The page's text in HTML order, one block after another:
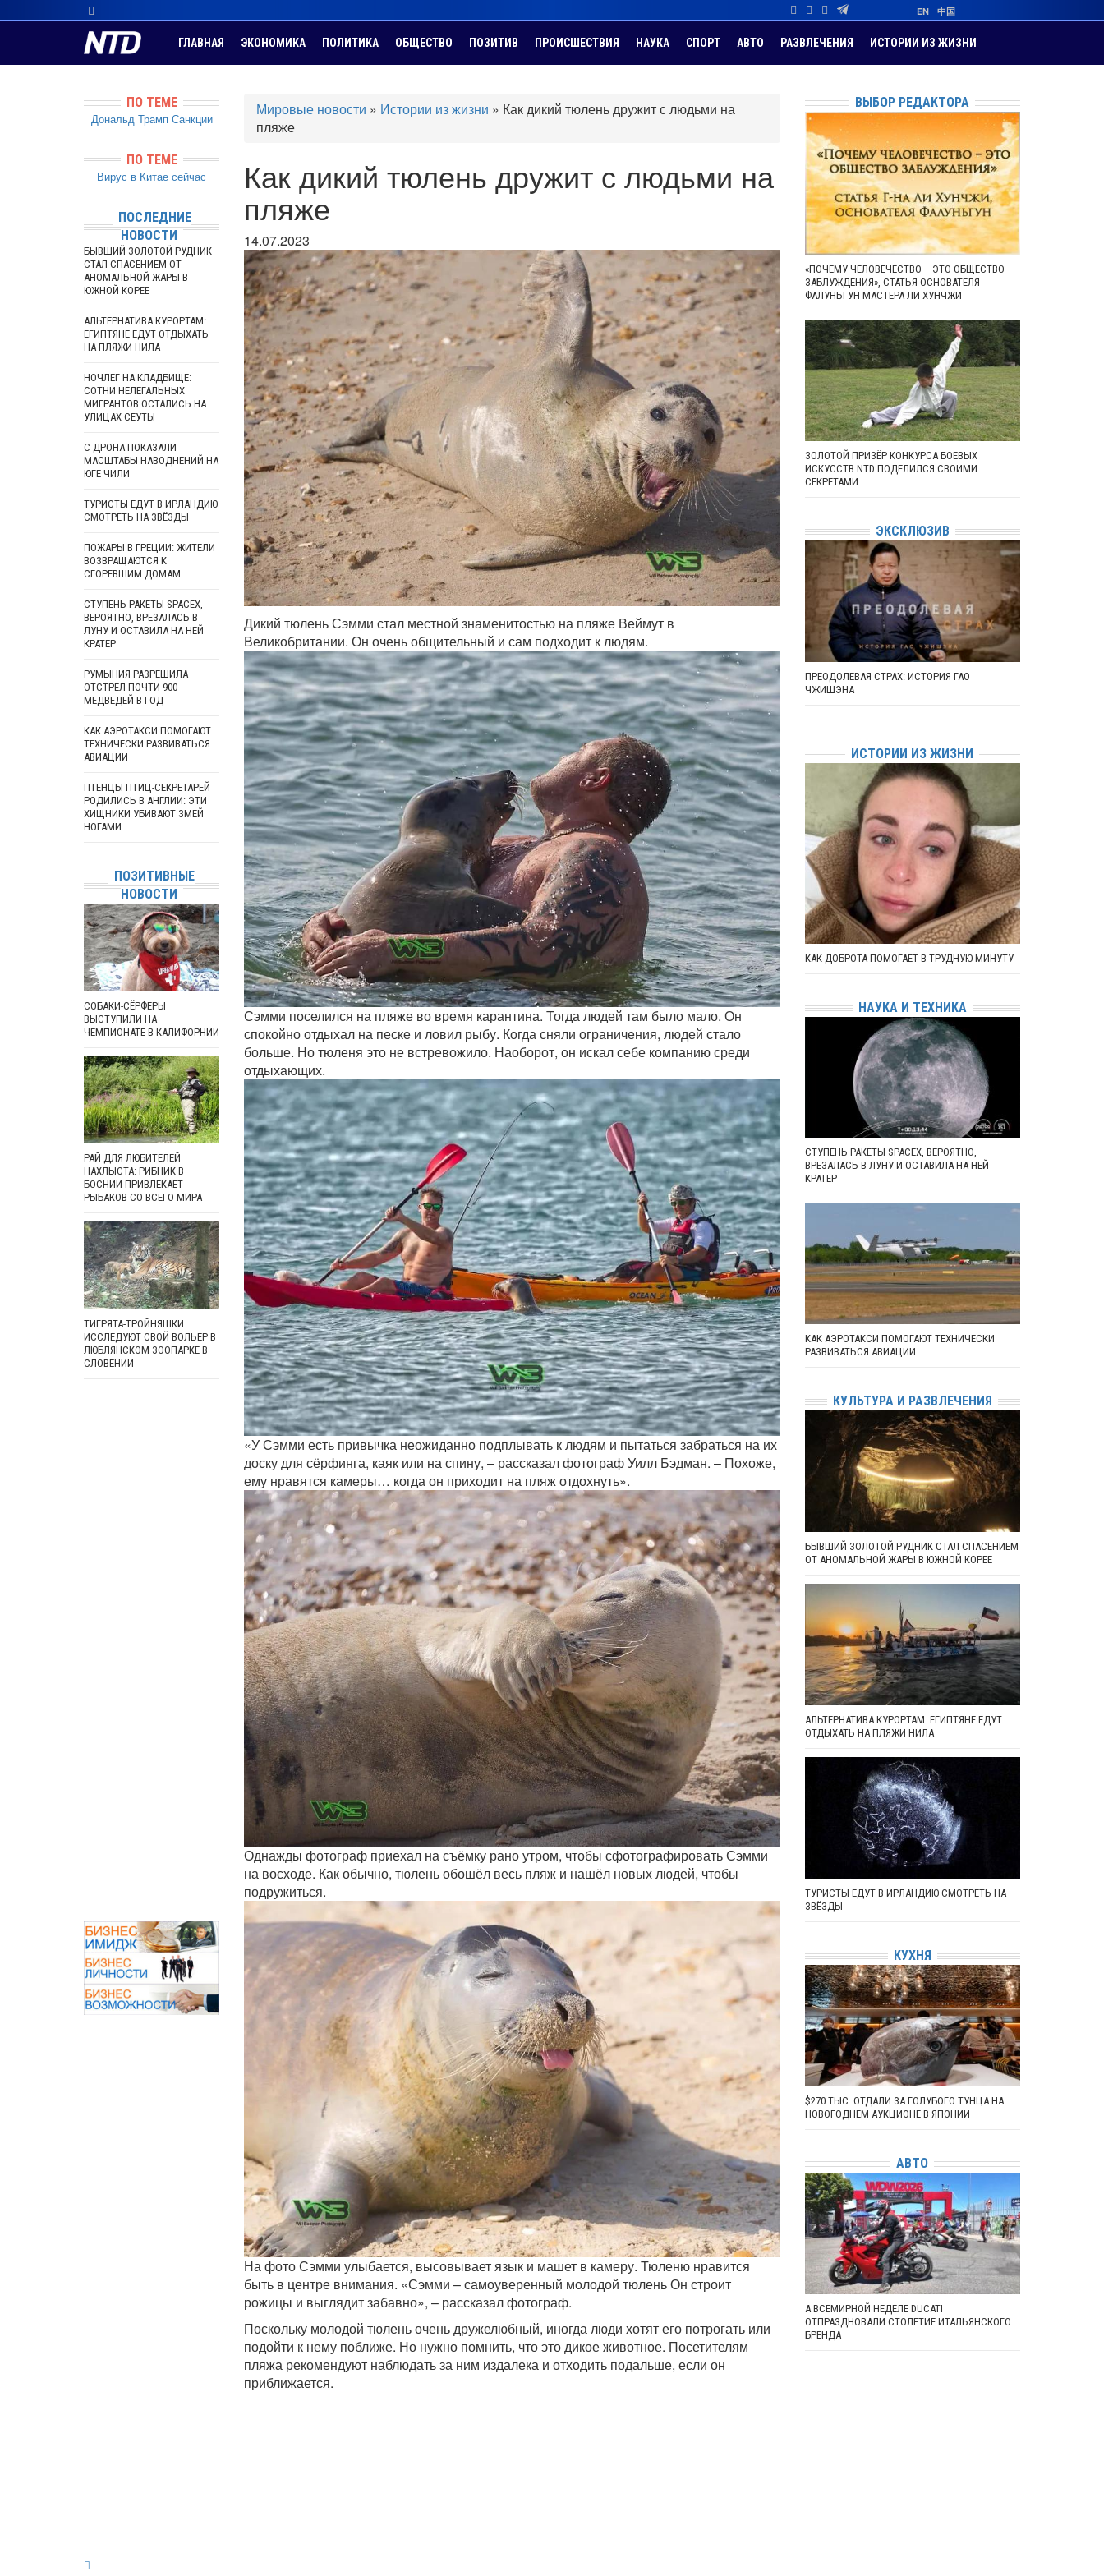
EN 中国
ГЛАВНАЯ ЭКОНОМИКА ПОЛИТИКА ОБЩЕСТВО ПОЗИТИВ ПРОИСШЕСТВИЯ НАУКА СПОРТ АВТО РАЗВЛЕЧЕНИЯ ИСТОРИИ ИЗ ЖИЗНИ
Мировые новости » Истории из жизни » Как дикий тюлень дружит с людьми на
пляже
Как дикий тюлень дружит с людьми на
пляже
14.07.2023
Дикий тюлень Сэмми стал местной знаменитостью на пляже Веймут в
Великобритании. Он очень общительный и сам подходит к людям.
Сэмми поселился на пляже во время карантина. Тогда людей там было мало. Он
спокойно отдыхал на песке и ловил рыбу. Когда сняли ограничения, людей стало
больше. Но тюленя это не встревожило. Наоборот, он искал себе компанию среди
отдыхающих.
«У Сэмми есть привычка неожиданно подплывать к людям и пытаться забраться на их
доску для сёрфинга, каяк или на спину, – рассказал фотограф Уилл Бэдман. – Похоже,
ему нравятся камеры… когда он приходит на пляж отдохнуть».
Однажды фотограф приехал на съёмку рано утром, чтобы сфотографировать Сэмми
на восходе. Как обычно, тюлень обошёл весь пляж и нашёл новых людей, чтобы
подружиться.
На фото Сэмми улыбается, высовывает язык и машет в камеру. Тюленю нравится
быть в центре внимания. «Сэмми – самоуверенный молодой тюлень Он строит
рожицы и выглядит забавно», – рассказал фотограф.
Поскольку молодой тюлень очень дружелюбный, иногда люди хотят его потрогать или
подойти к нему поближе. Но нужно помнить, что это дикое животное. Посетителям
пляжа рекомендуют наблюдать за ним издалека и отходить подальше, если он
приближается.
ПО ТЕМЕ
Дональд Трамп Санкции
ПО ТЕМЕ
Вирус в Китае сейчас
ПОСЛЕДНИЕ
НОВОСТИ
БЫВШИЙ ЗОЛОТОЙ РУДНИК
СТАЛ СПАСЕНИЕМ ОТ
АНОМАЛЬНОЙ ЖАРЫ В
ЮЖНОЙ КОРЕЕ
АЛЬТЕРНАТИВА КУРОРТАМ:
ЕГИПТЯНЕ ЕДУТ ОТДЫХАТЬ
НА ПЛЯЖИ НИЛА
НОЧЛЕГ НА КЛАДБИЩЕ:
СОТНИ НЕЛЕГАЛЬНЫХ
МИГРАНТОВ ОСТАЛИСЬ НА
УЛИЦАХ СЕУТЫ
С ДРОНА ПОКАЗАЛИ
МАСШТАБЫ НАВОДНЕНИЙ НА
ЮГЕ ЧИЛИ
ТУРИСТЫ ЕДУТ В ИРЛАНДИЮ
СМОТРЕТЬ НА ЗВЁЗДЫ
ПОЖАРЫ В ГРЕЦИИ: ЖИТЕЛИ
ВОЗВРАЩАЮТСЯ К
СГОРЕВШИМ ДОМАМ
СТУПЕНЬ РАКЕТЫ SPACEX,
ВЕРОЯТНО, ВРЕЗАЛАСЬ В
ЛУНУ И ОСТАВИЛА НА НЕЙ
КРАТЕР
РУМЫНИЯ РАЗРЕШИЛА
ОТСТРЕЛ ПОЧТИ 900
МЕДВЕДЕЙ В ГОД
КАК АЭРОТАКСИ ПОМОГАЮТ
ТЕХНИЧЕСКИ РАЗВИВАТЬСЯ
АВИАЦИИ
ПТЕНЦЫ ПТИЦ-СЕКРЕТАРЕЙ
РОДИЛИСЬ В АНГЛИИ: ЭТИ
ХИЩНИКИ УБИВАЮТ ЗМЕЙ
НОГАМИ
ПОЗИТИВНЫЕ
НОВОСТИ
СОБАКИ-СЁРФЕРЫ
ВЫСТУПИЛИ НА
ЧЕМПИОНАТЕ В КАЛИФОРНИИ
РАЙ ДЛЯ ЛЮБИТЕЛЕЙ
НАХЛЫСТА: РИБНИК В
БОСНИИ ПРИВЛЕКАЕТ
РЫБАКОВ СО ВСЕГО МИРА
ТИГРЯТА-ТРОЙНЯШКИ
ИССЛЕДУЮТ СВОЙ ВОЛЬЕР В
ЛЮБЛЯНСКОМ ЗООПАРКЕ В
СЛОВЕНИИ
ВЫБОР РЕДАКТОРА
«ПОЧЕМУ ЧЕЛОВЕЧЕСТВО – ЭТО ОБЩЕСТВО
ЗАБЛУЖДЕНИЯ», СТАТЬЯ ОСНОВАТЕЛЯ
ФАЛУНЬГУН МАСТЕРА ЛИ ХУНЧЖИ
ЗОЛОТОЙ ПРИЗЁР КОНКУРСА БОЕВЫХ
ИСКУССТВ NTD ПОДЕЛИЛСЯ СВОИМИ
СЕКРЕТАМИ
ЭКСКЛЮЗИВ
ПРЕОДОЛЕВАЯ СТРАХ: ИСТОРИЯ ГАО
ЧЖИШЭНА
ИСТОРИИ ИЗ ЖИЗНИ
КАК ДОБРОТА ПОМОГАЕТ В ТРУДНУЮ МИНУТУ
НАУКА И ТЕХНИКА
СТУПЕНЬ РАКЕТЫ SPACEX, ВЕРОЯТНО,
ВРЕЗАЛАСЬ В ЛУНУ И ОСТАВИЛА НА НЕЙ
КРАТЕР
КАК АЭРОТАКСИ ПОМОГАЮТ ТЕХНИЧЕСКИ
РАЗВИВАТЬСЯ АВИАЦИИ
КУЛЬТУРА И РАЗВЛЕЧЕНИЯ
БЫВШИЙ ЗОЛОТОЙ РУДНИК СТАЛ СПАСЕНИЕМ
ОТ АНОМАЛЬНОЙ ЖАРЫ В ЮЖНОЙ КОРЕЕ
АЛЬТЕРНАТИВА КУРОРТАМ: ЕГИПТЯНЕ ЕДУТ
ОТДЫХАТЬ НА ПЛЯЖИ НИЛА
ТУРИСТЫ ЕДУТ В ИРЛАНДИЮ СМОТРЕТЬ НА
ЗВЁЗДЫ
КУХНЯ
$270 ТЫС. ОТДАЛИ ЗА ГОЛУБОГО ТУНЦА НА
НОВОГОДНЕМ АУКЦИОНЕ В ЯПОНИИ
АВТО
А ВСЕМИРНОЙ НЕДЕЛЕ DUCATI
ОТПРАЗДНОВАЛИ СТОЛЕТИЕ ИТАЛЬЯНСКОГО
БРЕНДА